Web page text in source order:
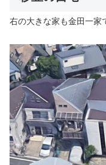
右の大きな家も金田一家